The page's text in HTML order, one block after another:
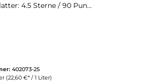
4.5 Sterne / 90 Punkte
402073-25
(22,60 €* / 1 Liter)